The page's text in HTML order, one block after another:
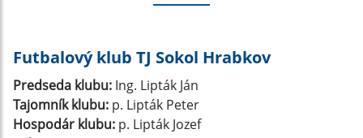
Futbalový klub TJ Sokol Hrabkov
Predseda klubu: Ing. Lipták Ján
Tajomník klubu: p. Lipták Peter
Hospodár klubu: p. Lipták Jozef